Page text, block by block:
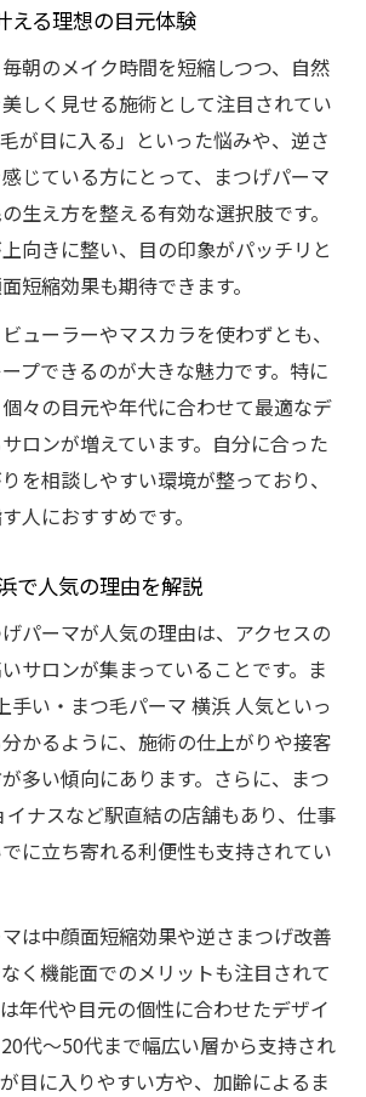
ーマ 横浜の実力派サロン事情
げと中顔面短縮の相乗効果とは
入る問題へ注目の技術
パーマでまつ毛が目に入る悩み解消
げパーマの最新技術を徹底解説
ーマ横浜で人気の施術ポイント
げもサロン技術で自然にケア
効果的な最新デザイン術
縮に効くまつげパーマデザイン
ーマでバランス良い目元演出へ
げパーマのデザイン選びの極意
に最適なまつげパーマデザイン
うまつげパーマの選び方とは
合うまつげパーマデザイン診断
パーマ選びで重要なサロンの基準
げパーマで得られるメリット比較
ーマ 横浜で人気の理由と特徴
すすめまつげパーマの選び方
押さえて理想の目元を実現
くするためのケア方法を解説
げ対策に自宅でできるポイント
ーマ向け美容液の選び方と使い方
げパーマのキープ力を高めるコツ
える理想の目元体験
朝のメイク時間を短縮しつつ、自然
しく見せる施術として注目されてい
が目に入る」といった悩みや、逆さ
じている方にとって、まつげパーマ
生え方を整える有効な選択肢です。
向きに整い、目の印象がパッチリと
短縮効果も期待できます。
ューラーやマスカラを使わずとも、
プできるのが大きな魅力です。特に
々の目元や年代に合わせて最適なデ
ロンが増えています。自分に合った
を相談しやすい環境が整っており、
人におすすめです。
で人気の理由を解説
パーマが人気の理由は、アクセスの
サロンが集まっていることです。ま
手い・まつ毛パーマ 横浜 人気といっ
かるように、施術の仕上がりや接客
多い傾向にあります。さらに、まつ
ナスなど駅直結の店舗もあり、仕事
に立ち寄れる利便性も支持されてい
は中顔面短縮効果や逆さまつげ改善
く機能面でのメリットも注目されて
年代や目元の個性に合わせたデザイ
代〜50代まで幅広い層から支持され
目に入りやすい方や、加齢によるま